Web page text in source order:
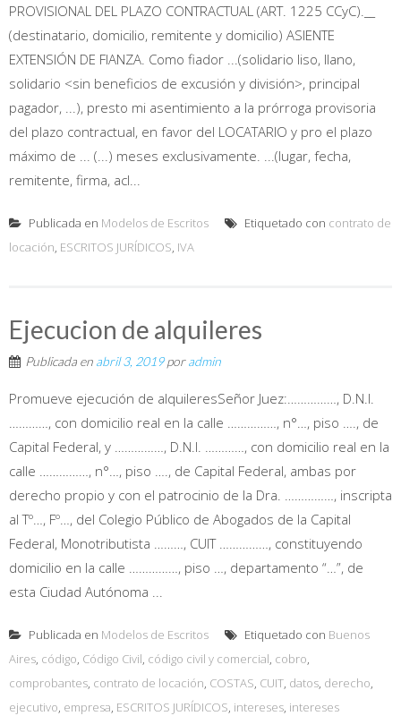
PROVISIONAL DEL PLAZO CONTRACTUAL (ART. 1225 CCyC).__
(destinatario, domicilio, remitente y domicilio) ASIENTE
EXTENSIÓN DE FIANZA. Como fiador ...(solidario liso, llano,
solidario <sin beneficios de excusión y división>, principal
pagador, ...), presto mi asentimiento a la prórroga provisoria
del plazo contractual, en favor del LOCATARIO y pro el plazo
máximo de ... (...) meses exclusivamente. ...(lugar, fecha,
remitente, firma, acl...
Publicada en Modelos de Escritos Etiquetado con contrato de
locación, ESCRITOS JURÍDICOS, IVA
Ejecucion de alquileres
Publicada en abril 3, 2019poradmin
Promueve ejecución de alquileresSeñor Juez:……………, D.N.I.
…………, con domicilio real en la calle ……………, n°…, piso …., de
Capital Federal, y ……………, D.N.I. …………, con domicilio real en la
calle ……………, n°…, piso …., de Capital Federal, ambas por
derecho propio y con el patrocinio de la Dra. ……………, inscripta
al Tº…, Fº…, del Colegio Público de Abogados de la Capital
Federal, Monotributista ………, CUIT ……………, constituyendo
domicilio en la calle ……………, piso …, departamento “…”, de
esta Ciudad Autónoma ...
Publicada en Modelos de Escritos Etiquetado con Buenos
Aires, código, Código Civil, código civil y comercial, cobro,
comprobantes, contrato de locación, COSTAS, CUIT, datos, derecho,
ejecutivo, empresa, ESCRITOS JURÍDICOS, intereses, intereses